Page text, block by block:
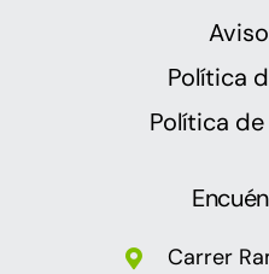
Carrer
Política
Política